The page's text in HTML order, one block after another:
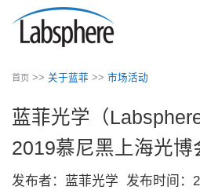
首页 >> 关于蓝菲 >> 市场活动
蓝菲光学（
2019慕尼黑上海光博
发布者：蓝菲光学 发布时间：